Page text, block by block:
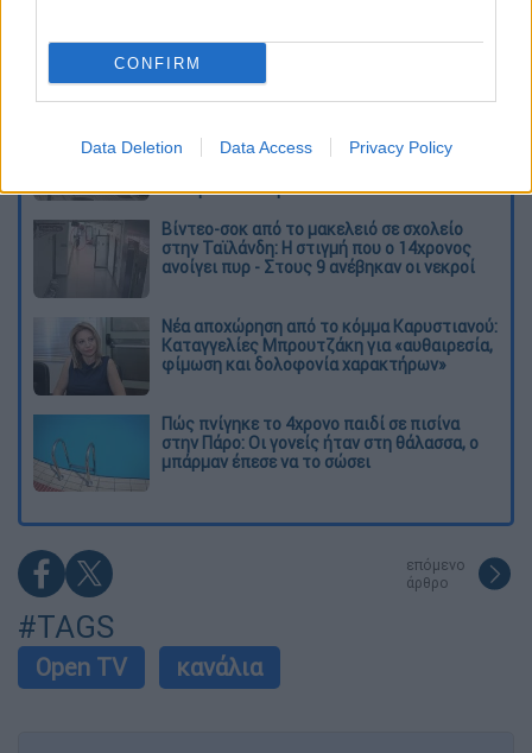
CONFIRM
Data Deletion Data Access Privacy Policy
Διαβάστε ακόμη
Παλαιό Φάληρο - Οι εκβιασμοί, οι
και «μπουλντόγκ»
Βίντεο-σοκ από το μακελειό σε σχολείο
στην Ταϊλάνδη: Η στιγμή που ο 14χρονος
ανοίγει πυρ - Στους 9 ανέβηκαν οι νεκροί
Νέα αποχώρηση από το κόμμα Καρυστιανού:
Καταγγελίες Μπρουτζάκη για «αυθαιρεσία,
φίμωση και δολοφονία χαρακτήρων»
Πώς πνίγηκε το 4χρονο παιδί σε πισίνα
στην Πάρο: Οι γονείς ήταν στη θάλασσα, ο
μπάρμαν έπεσε να το σώσει
επόμενο
άρθρο
#TAGS
Open TV κανάλια